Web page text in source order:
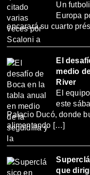
Un
Europa
encarará su cuarto
El
medio
River
El
este
Palacio Ducó, donde
alimentando […]
que